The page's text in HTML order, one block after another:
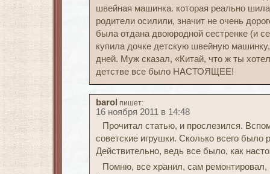
швейная машинка. которая реально
родители осилили, значит не очень
была отдана двоюродной сестренке (и
купила дочке детскую швейную
дней. Муж сказал, «Китай, что ж ты
детстве все было НАСТОЯЩЕЕ!
barol пишет:
16 ноября 2011 в 14:48
Прочитал статью, и прослезился.
советские игрушки. Сколько всего было
Действительно, ведь все было, как
Помню, все хранил, сам